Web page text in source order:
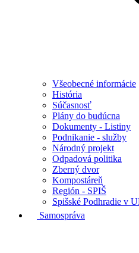
Všeobecné informácie
História
Súčasnosť
Plány do budúcna
Dokumenty - Listiny
Podnikanie - služby
Národný projekt
Odpadová politika
Zberný dvor
Kompostáreň
Región - SPIŠ
Spišské Podhradie v
Samospráva